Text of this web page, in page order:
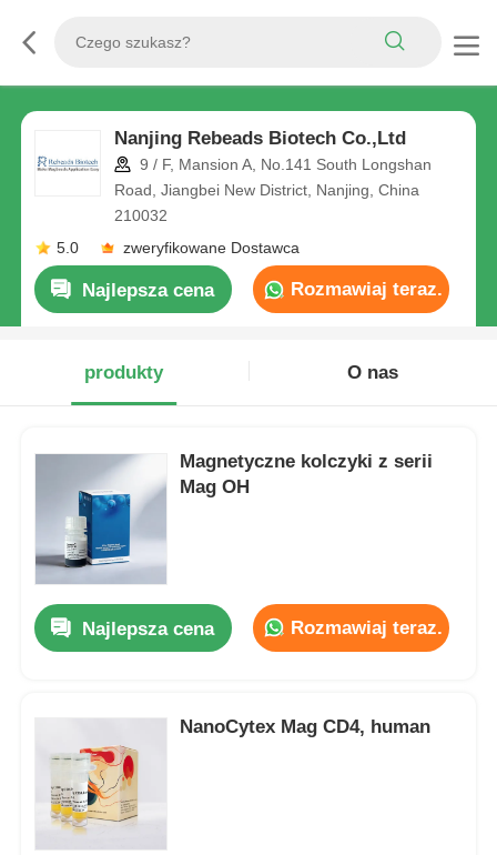
Nanjing Rebeads Biotech Co.,Ltd
9 / F, Mansion A, No.141 South Longshan
Road, Jiangbei New District, Nanjing, China
210032
5.0
zweryfikowane Dostawca
Najlepsza cena Rozmawiaj teraz.
produkty O nas
Magnetyczne kolczyki z serii
Mag OH
Najlepsza cena Rozmawiaj teraz.
NanoCytex Mag CD4, human